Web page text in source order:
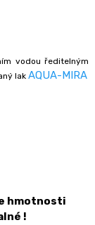
vodou ředitelným
lak AQUA-MIRA
hmotnosti
!